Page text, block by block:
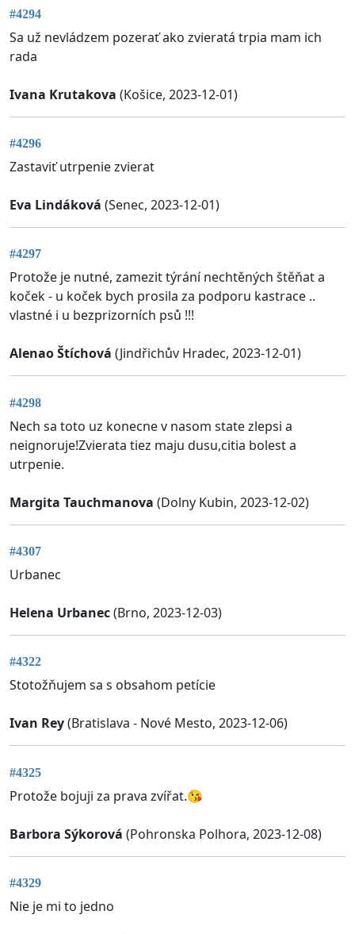
#4294
Sa už nevládzem pozerať ako zvieratá trpia mam ich
rada
Ivana Krutakova (Košice, 2023-12-01)
#4296
Zastaviť utrpenie zvierat
Eva Lindáková (Senec, 2023-12-01)
#4297
Protože je nutné, zamezit týrání nechtěných štěňat a
koček - u koček bych prosila za podporu kastrace ..
vlastné i u bezprizorních psů !!!
Alenao Štíchová (Jindřichův Hradec, 2023-12-01)
#4298
Nech sa toto uz konecne v nasom state zlepsi a
neignoruje!Zvierata tiez maju dusu,citia bolest a
utrpenie.
Margita Tauchmanova (Dolny Kubin, 2023-12-02)
#4307
Urbanec
Helena Urbanec(Brno, 2023-12-03)
#4322
Stotožňujem sa s obsahom petície
Ivan Rey(Bratislava - Nové Mesto, 2023-12-06)
#4325
Protože bojuji za prava zvířat.😘
Barbora Sýkorová (Pohronska Polhora, 2023-12-08)
#4329
Nie je mi to jedno